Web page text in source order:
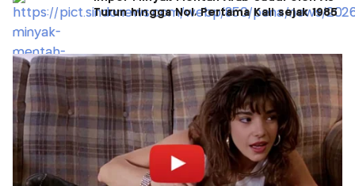
Turun hingga Nol, Pertama Kali sejak 1985